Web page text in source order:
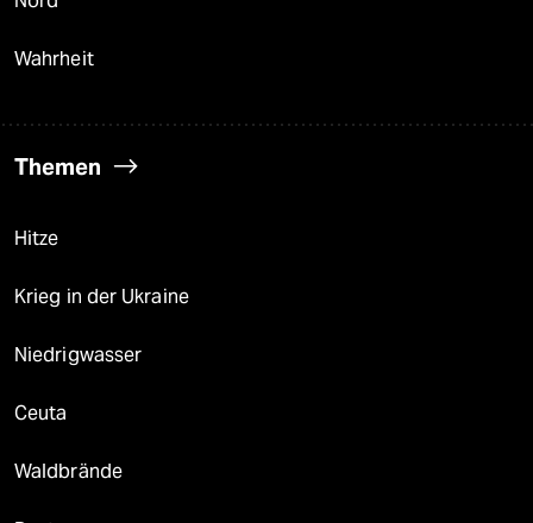
Wahrheit
Themen
Hitze
Krieg in der Ukraine
Niedrigwasser
Ceuta
Waldbrände